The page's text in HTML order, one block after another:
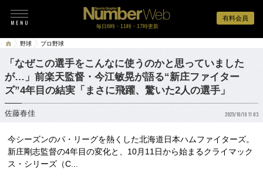
有料会員
毎日6時・11時・17時更新
野球 プロ野球
「なぜこの選手をこんなに使うのかと思っていました
が…」前楽天監督・今江敏晃が語る“新庄ファイター
ズ”4年目の結実「まさに飛躍、驚いた2人の選手」
佐藤春佳 2025/10/10 11:03
今シーズンのパ・リーグを熱くした北海道日本ハムファイターズ。
新庄剛志監督の4年目の変化と、10月11日から始まるクライマック
ス・シリーズ（C...